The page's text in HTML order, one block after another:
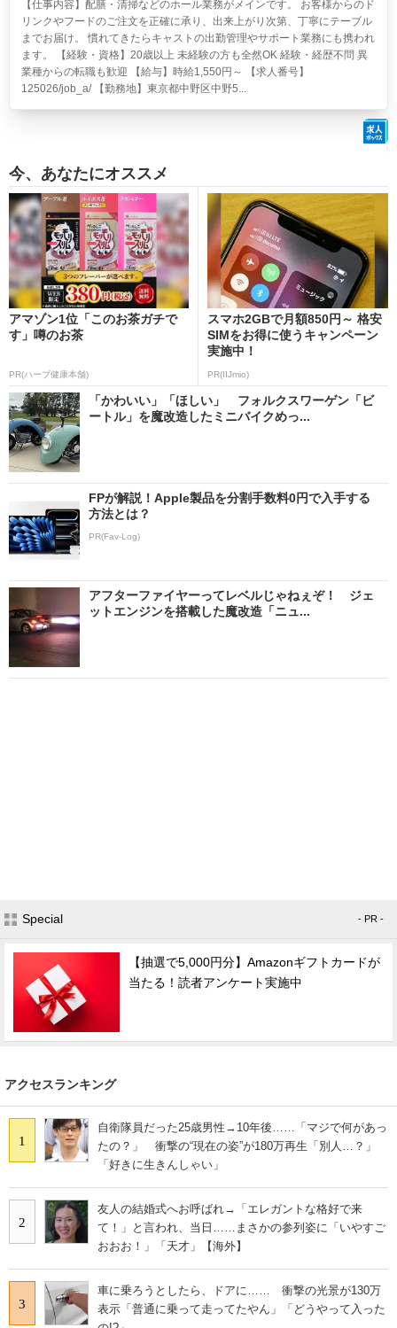
【仕事内容】配膳・清掃などのホール業務がメインです。 お客様からのド
リンクやフードのご注文を正確に承り、出来上がり次第、丁寧にテーブル
までお届け。 慣れてきたらキャストの出勤管理やサポート業務にも携われ
ます。 【経験・資格】20歳以上 未経験の方も全然OK 経験・経歴不問 異
業種からの転職も歓迎 【給与】時給1,550円～ 【求人番号】
125026/job_a/ 【勤務地】東京都中野区中野5...
今、あなたにオススメ
アマゾン1位「このお茶ガチで
す」噂のお茶
PR(ハーブ健康本舗)
スマホ2GBで月額850円～ 格安
SIMをお得に使うキャンペーン
実施中！
PR(IIJmio)
「かわいい」「ほしい」 フォルクスワーゲン「ビ
ートル」を魔改造したミニバイクめっ...
FPが解説！Apple製品を分割手数料0円で入手する
方法とは？
PR(Fav-Log)
アフターファイヤーってレベルじゃねぇぞ！ ジェ
ットエンジンを搭載した魔改造「ニュ...
Special - PR -
【抽選で5,000円分】Amazonギフトカードが
当たる！読者アンケート実施中
アクセスランキング
1
自衛隊員だった25歳男性→10年後……「マジで何があっ
たの？」 衝撃の“現在の姿”が180万再生「別人…？」
「好きに生きんしゃい」
2
友人の結婚式へお呼ばれ→「エレガントな格好で来
て！」と言われ、当日……まさかの参列姿に「いやすご
おおお！」「天才」【海外】
3
車に乗ろうとしたら、ドアに…… 衝撃の光景が130万
表示「普通に乗って走ってたやん」「どうやって入った